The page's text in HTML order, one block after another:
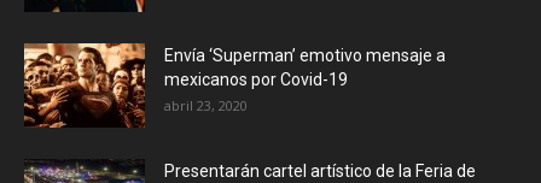
Envía ‘Superman’ emotivo mensaje a
mexicanos por Covid-19
abril 23, 2020
Presentarán cartel artístico de la Feria de